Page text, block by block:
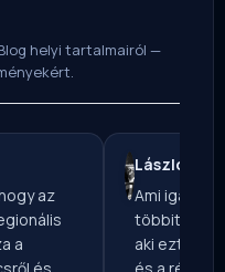
helyi tartalmairól —
az
a
László T.
Ami igazán
többitől: a
aki ezt